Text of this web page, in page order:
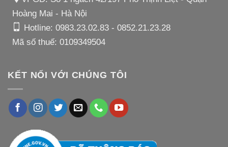
Hoàng Mai - Hà Nội
Hotline: 0983.23.02.83- 0852.21.23.28
Mã số thuế: 0109349504
KẾT NỐI VỚI CHÚNG TÔI